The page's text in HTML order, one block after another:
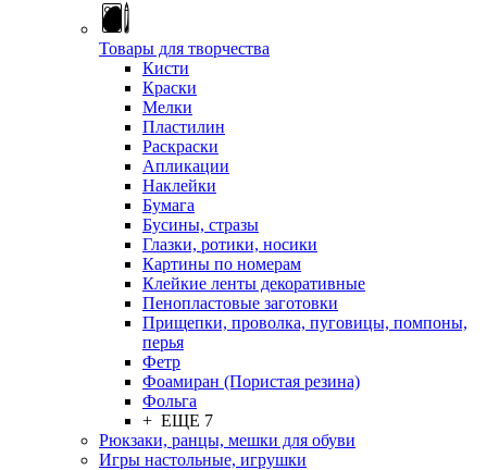
Товары для творчества
Кисти
Краски
Мелки
Пластилин
Раскраски
Апликации
Наклейки
Бумага
Бусины, стразы
Глазки, ротики, носики
Картины по номерам
Клейкие ленты декоративные
Пенопластовые заготовки
Прищепки, проволка, пуговицы, помпоны,
перья
Фетр
Фоамиран (Пористая резина)
Фольга
+ ЕЩЕ 7
Рюкзаки, ранцы, мешки для обуви
Игры настольные, игрушки